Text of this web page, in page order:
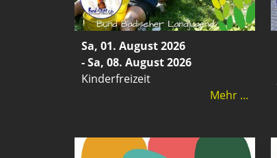
Sa, 01. August 2026
- Sa, 08. August 2026
Kinderfreizeit
Mehr ...